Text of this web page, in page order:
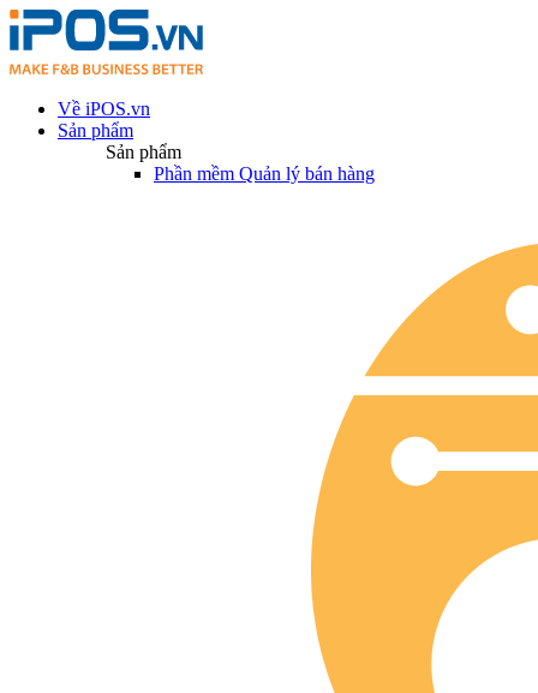
Về iPOS.vn
Sản phẩm
Sản phẩm
Phần mềm Quản lý bán hàng